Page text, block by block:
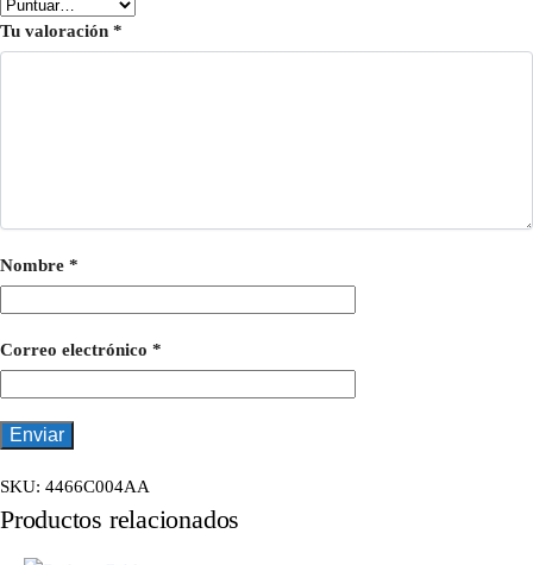
Tu valoración *
Nombre *
Correo electrónico *
SKU: 4466C004AA
Productos relacionados